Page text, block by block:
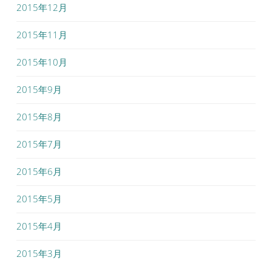
2015年12月
2015年11月
2015年10月
2015年9月
2015年8月
2015年7月
2015年6月
2015年5月
2015年4月
2015年3月